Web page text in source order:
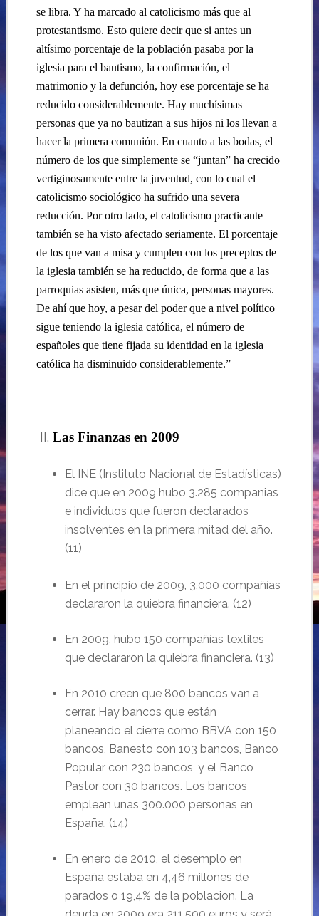
se libra. Y ha marcado al catolicismo más que al
protestantismo. Esto quiere decir que si antes un
altísimo porcentaje de la población pasaba por la
iglesia para el bautismo, la confirmación, el
matrimonio y la defunción, hoy ese porcentaje se ha
reducido considerablemente. Hay muchísimas
personas que ya no bautizan a sus hijos ni los llevan a
hacer la primera comunión. En cuanto a las bodas, el
número de los que simplemente se “juntan” ha crecido
vertiginosamente entre la juventud, con lo cual el
catolicismo sociológico ha sufrido una severa
reducción. Por otro lado, el catolicismo practicante
también se ha visto afectado seriamente. El porcentaje
de los que van a misa y cumplen con los preceptos de
la iglesia también se ha reducido, de forma que a las
parroquias asisten, más que única, personas mayores.
De ahí que hoy, a pesar del poder que a nivel político
sigue teniendo la iglesia católica, el número de
españoles que tiene fijada su identidad en la iglesia
católica ha disminuido considerablemente.”
II. Las Finanzas en 2009
El INE (Instituto Nacional de Estadísticas)
dice que en 2009 hubo 3.285 companias
e individuos que fueron declarados
insolventes en la primera mitad del año.
(11)
En el principio de 2009, 3.000 compañías
declararon la quiebra financiera. (12)
En 2009, hubo 150 compañías textiles
que declararon la quiebra financiera. (13)
En 2010 creen que 800 bancos van a
cerrar. Hay bancos que están
planeando el cierrecomo BBVA con 150
bancos, Banesto con 103 bancos, Banco
Popular con 230 bancos, y el Banco
Pastor con 30 bancos. Los bancos
emplean unas 300.000 personas en
España. (14)
En enero de 2010, el desemplo en
España estaba en 4,46 millones de
parados o 19,4% de la poblacion. La